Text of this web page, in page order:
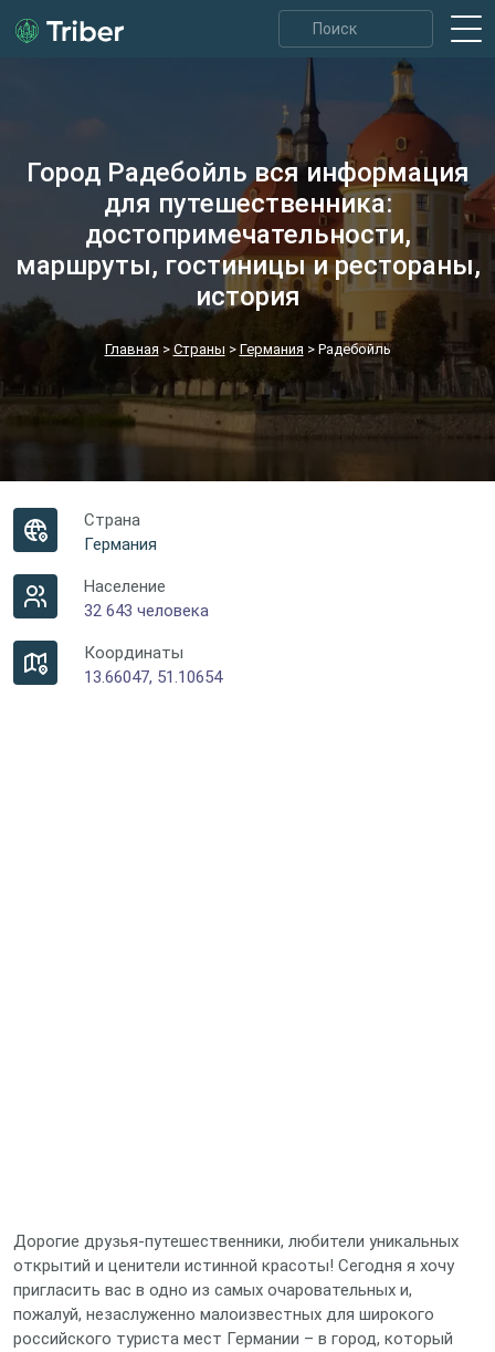
Город Радебойль вся информация
для путешественника:
достопримечательности,
маршруты, гостиницы и рестораны,
история
Главная > Страны > Германия > Радебойль
Страна
Германия
Население
32 643 человека
Координаты
13.66047, 51.10654
Дорогие друзья-путешественники, любители уникальных
открытий и ценители истинной красоты! Сегодня я хочу
пригласить вас в одно из самых очаровательных и,
пожалуй, незаслуженно малоизвестных для широкого
российского туриста мест Германии – в город, который